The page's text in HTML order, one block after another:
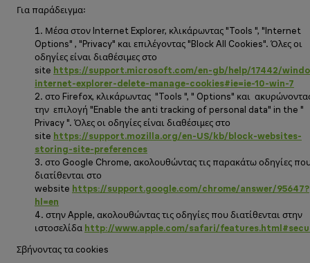
Για παράδειγμα:
Μέσα στον Internet Explorer, κλικάρωντας "Tools ", "Internet
Options" , "Privacy" και επιλέγοντας "Block All Cookies". Όλες οι
οδηγίες είναι διαθέσιμες στο
site https://support.microsoft.com/en-gb/help/17442/
internet-explorer-delete-manage-cookies#ie=ie-10-win-7
στο Firefox, κλικάρωντας "Tools ", " Options" και
την επιλογή "Enable the anti tracking of personal data" in the "
Privacy ". Όλες οι οδηγίες είναι διαθέσιμες στο
site https://support.mozilla.org/en-US/kb/block-websites-
storing-site-preferences
στο Google Chrome, ακολουθώντας τις παρακάτω οδηγίες
διατίθενται στο
website https://support.google.com/chrome/answer/95647?
hl=en
στην Apple, ακολουθώντας τις οδηγίες που διατίθενται στην
ιστοσελίδα http://www.apple.com/safari/features.html#
Σβήνοντας τα cookies